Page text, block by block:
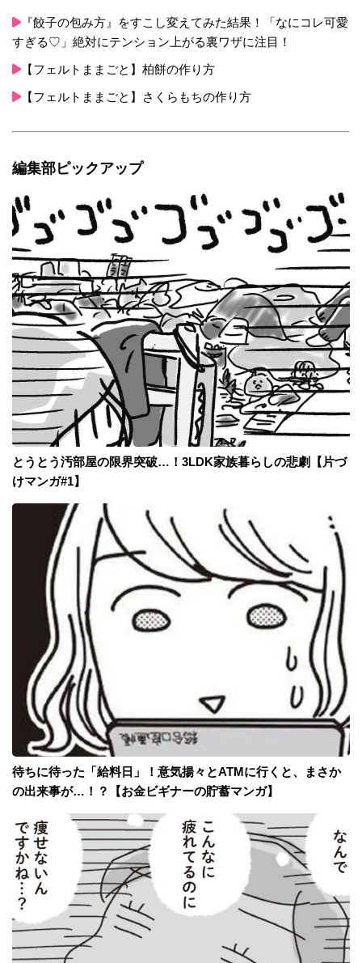
『餃子の包み方』をすこし変えてみた結果！「なにコレ可愛
すぎる♡」絶対にテンション上がる裏ワザに注目！
【フェルトままごと】柏餅の作り方
【フェルトままごと】さくらもちの作り方
編集部ピックアップ
とうとう汚部屋の限界突破…！3LDK家族暮らしの悲劇【片づ
けマンガ#1】
待ちに待った「給料日」！意気揚々とATMに行くと、まさか
の出来事が…！？【お金ビギナーの貯蓄マンガ】